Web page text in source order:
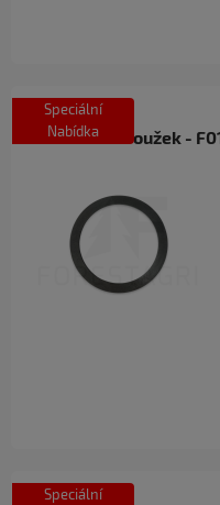
Distanční kroužek -
Speciální
Nabídka
Speciální